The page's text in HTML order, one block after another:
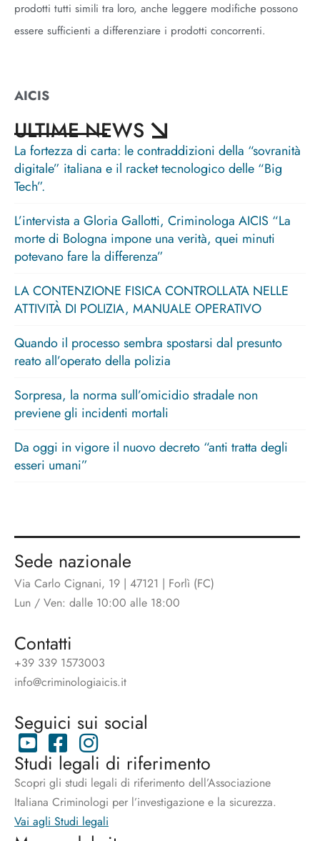
prodotti tutti simili tra loro, anche leggere modifiche possono
essere sufficienti a differenziare i prodotti concorrenti.
AICIS
ULTIME NEWS
La fortezza di carta: le contraddizioni della “sovranità
digitale” italiana e il racket tecnologico delle “Big
Tech”.
L’intervista a Gloria Gallotti, Criminologa AICIS “La
morte di Bologna impone una verità, quei minuti
potevano fare la differenza”
LA CONTENZIONE FISICA CONTROLLATA NELLE
ATTIVITÀ DI POLIZIA, MANUALE OPERATIVO
Quando il processo sembra spostarsi dal presunto
reato all’operato della polizia
Sorpresa, la norma sull’omicidio stradale non
previene gli incidenti mortali
Da oggi in vigore il nuovo decreto “anti tratta degli
esseri umani”
Sede nazionale
Via Carlo Cignani, 19 | 47121 | Forlì (FC)
Lun / Ven: dalle 10:00 alle 18:00
Contatti
+39 339 1573003
info@criminologiaicis.it
Seguici sui social
Studi legali di riferimento
Scopri gli studi legali di riferimento dell’Associazione
Italiana Criminologi per l’investigazione e la sicurezza.
Vai agli Studi legali